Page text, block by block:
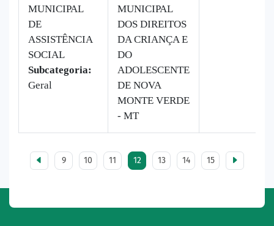
MUNICIPAL
DE
ASSISTÊNCIA
SOCIAL
Subcategoria:
Geral
MUNICIPAL
DOS DIREITOS
DA CRIANÇA E
DO
ADOLESCENTE
DE NOVA
MONTE VERDE
- MT
9 10 11 12 13 14 15